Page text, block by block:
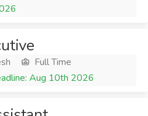
Full Time
Aug 10th 2026